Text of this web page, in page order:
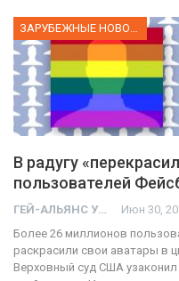
В радугу
пользователей
ГЕЙ-АЛЬЯНС УКРАИНА Июн 30,
Более 26 миллионов
раскрасили свои аватары в
Верховный суд США